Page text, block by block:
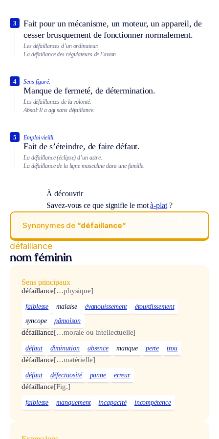
Fait pour un mécanisme, un moteur, un appareil, de
cesser brusquement de fonctionner normalement.
3
Les défaillances d’un ordinateur.
La défaillance des régulateurs de l’avion.
Sens figuré.
Manque de fermeté, de détermination.
4
Les défaillances de la volonté.
Absolt Il a agi sans défaillance.
Emploi vieilli.
Fait de s’éteindre, de faire défaut.
5
La défaillance (éclipse) d’un astre.
La défaillance de la ligne masculine dans une famille.
À découvrir
Savez-vous ce que signifie le motà-plat?
Synonymes de “défaillance“
défaillance
nom féminin
Sens principaux
défaillance[…physique]
faiblesse malaise évanouissement
étourdissement
syncope
pâmoison
défaillance[…morale ou intellectuelle]
défaut diminution absence manque perte trou
défaillance[…matérielle]
défaut défectuosité panne erreur
défaillance[Fig.]
faiblesse manquement incapacité incompétence